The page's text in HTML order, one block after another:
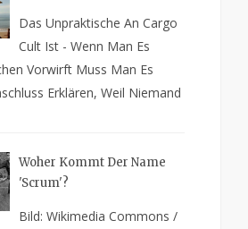
Das Unpraktische An Cargo
Cult Ist - Wenn Man Es
Vorwirft Muss Man Es
Erklären, Weil Niemand
Woher Kommt Der Name
'Scrum'?
Bild: Wikimedia Commons /